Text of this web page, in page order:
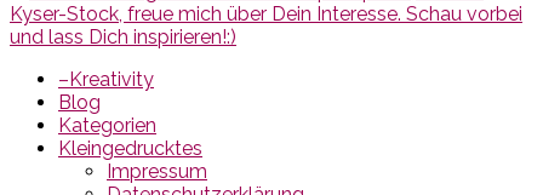
–Kreativity
Blog
Kategorien
Kleingedrucktes
Impressum